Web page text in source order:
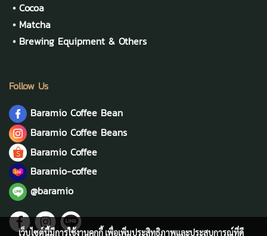
• Cocoa
• Matcha
• Brewing Equipment & Others
Follow Us
Baramio Coffee Bean
Baramio Coffee Beans
Baramio Coffee
Baramio-coffee
@baramio
เว็บไซต์นี้มีการใช้งานคุกกี้ เพื่อเพิ่มประสิทธิภาพและประสบการณ์ที่ดี